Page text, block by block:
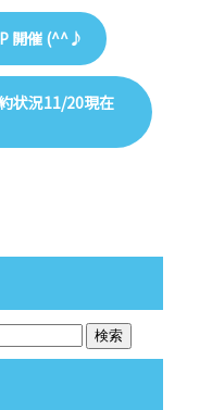
開催 (^^♪
状況11/20現在